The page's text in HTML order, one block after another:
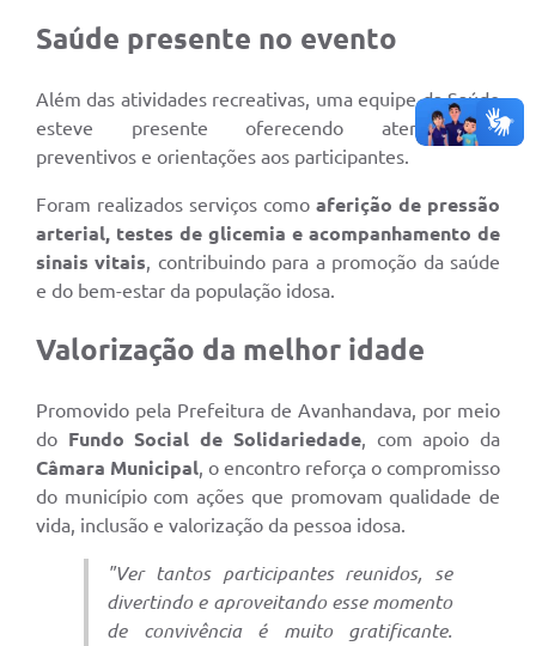
Saúde presente no evento
Além das atividades recreativas, uma equipe da Saúde
esteve presente oferecendo atendimentos
preventivos e orientações aos participantes.
Foram realizados serviços como aferição de pressão
arterial, testes de glicemia e acompanhamento de
sinais vitais, contribuindo para a promoção da saúde
e do bem-estar da população idosa.
Valorização da melhor idade
Promovido pela Prefeitura de Avanhandava, por meio
do Fundo Social de Solidariedade, com apoio da
Câmara Municipal, o encontro reforça o compromisso
do município com ações que promovam qualidade de
vida, inclusão e valorização da pessoa idosa.
"Ver tantos participantes reunidos, se
divertindo e aproveitando esse momento
de convivência é muito gratificante.